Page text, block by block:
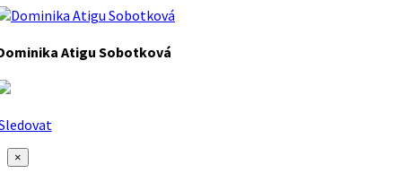
Atigu Sobotková
×